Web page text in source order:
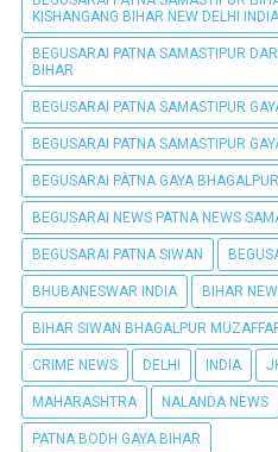
KISHANGANG BIHAR NEW DELHI
BEGUSARAI PATNA SAMASTIPUR
BIHAR
BEGUSARAI PATNA SAMASTIPUR
BEGUSARAI PATNA SAMASTIPUR
BEGUSARAI PÀTNA GAYA
BEGUSARAI NEWS PATNA NEWS
BEGUSARAI PATNA SIWAN
BHUBANESWAR INDIA BIHAR
BIHAR SIWAN BHAGALPUR
CRIME NEWS DELHI INDIA
MAHARASHTRA NALANDA NEWS
PATNA BODH GAYA BIHAR